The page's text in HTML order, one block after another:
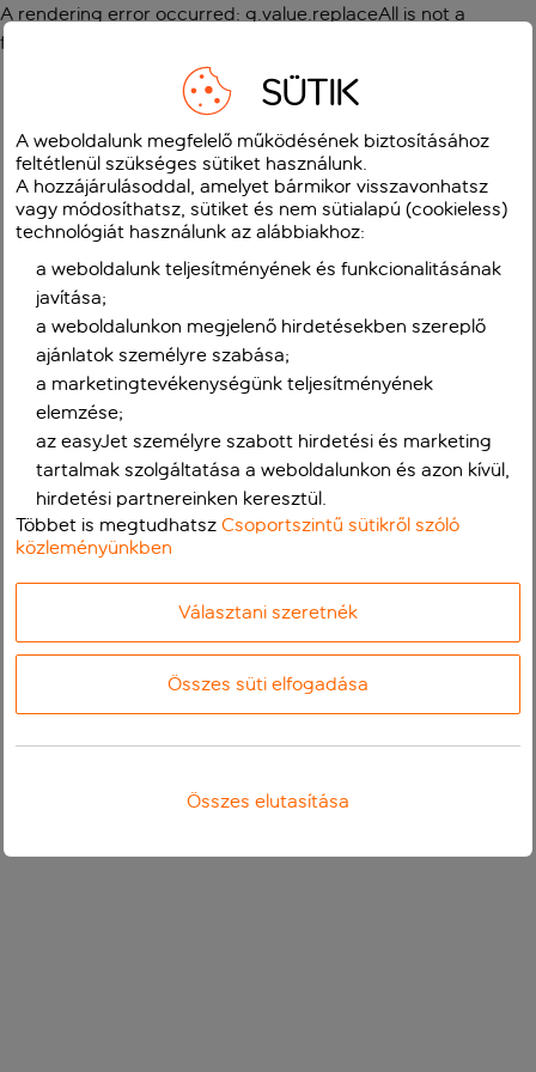
A rendering error occurred: g.value.replaceAll is not a
function
SÜTIK
A weboldalunk megfelelő működésének biztosításához
feltétlenül szükséges sütiket használunk.
A hozzájárulásoddal, amelyet bármikor visszavonhatsz
vagy módosíthatsz, sütiket és nem sütialapú (cookieless)
technológiát használunk az alábbiakhoz:
a weboldalunk teljesítményének és funkcionalitásának
javítása;
a weboldalunkon megjelenő hirdetésekben szereplő
ajánlatok személyre szabása;
a marketingtevékenységünk teljesítményének
elemzése;
az easyJet személyre szabott hirdetési és marketing
tartalmak szolgáltatása a weboldalunkon és azon kívül,
hirdetési partnereinken keresztül.
Többet is megtudhatszCsoportszintű sütikről szóló
közleményünkben
Választani szeretnék
Összes süti elfogadása
Összes elutasítása